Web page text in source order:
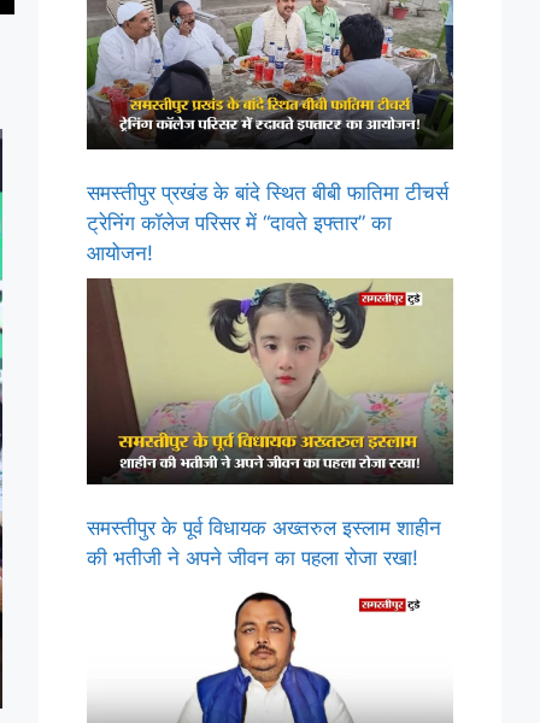
समस्तीपुर प्रखंड के बांदे स्थित बीबी फातिमा टीचर्स
ट्रेनिंग कॉलेज परिसर में “दावते इफ्तार” का
आयोजन!
समस्तीपुर के पूर्व विधायक अख्तरुल इस्लाम शाहीन
की भतीजी ने अपने जीवन का पहला रोजा रखा!